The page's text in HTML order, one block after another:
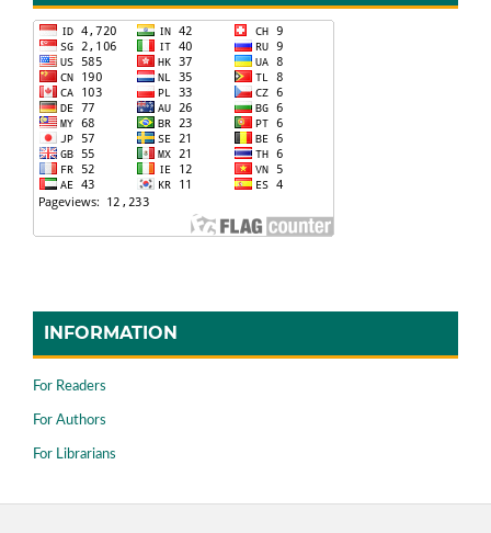
INFORMATION
For Readers
For Authors
For Librarians